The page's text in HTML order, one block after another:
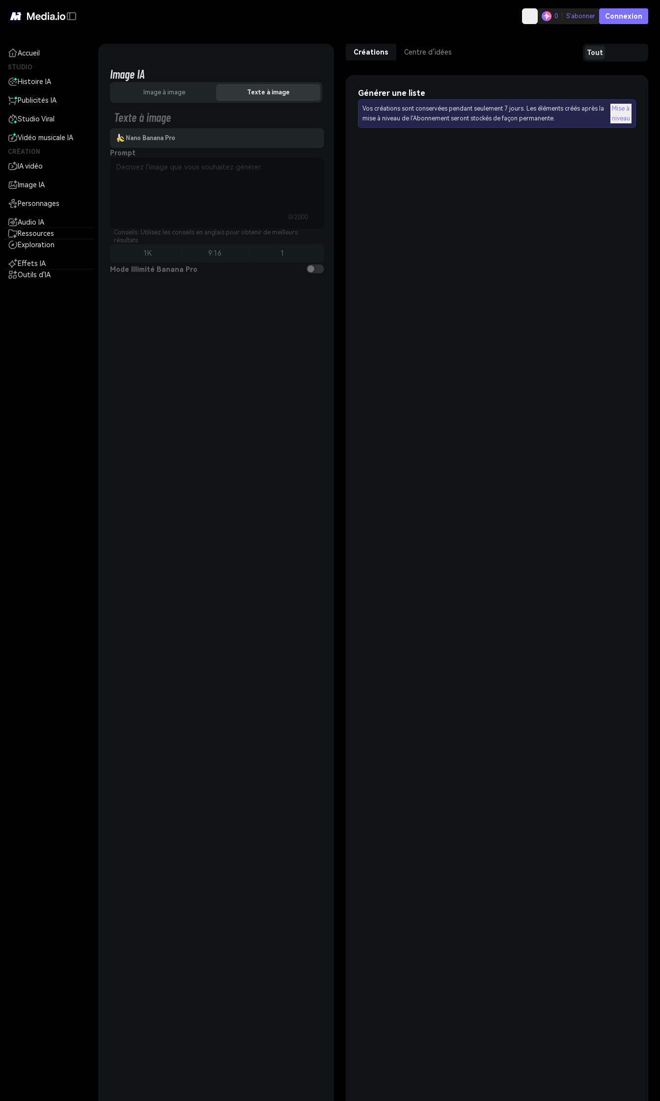
0 S'abonner Connexion
Accueil
STUDIO
Histoire IA
Publicités IA
Studio Viral
Vidéo musicale IA
CRÉATION
IA vidéo
Image IA
Personnages
Audio IA
Ressources
Exploration
Effets IA
Outils d'IA
Image IA
Image à image Texte à image
Texte à image
Nano Banana Pro
Prompt
0/2000
Conseils: Utilisez les conseils en anglais pour obtenir de meilleurs
résultats.
1K 9:16 1
Mode Illimité Banana Pro
Créations Centre d’idées Tout
Générer une liste
Vos créations sont conservées pendant seulement 7 jours. Les éléments créés après la
mise à niveau de l'Abonnement seront stockés de façon permanente.
Mise à
niveau